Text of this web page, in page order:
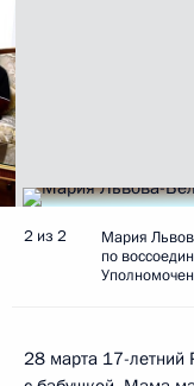
2 из 2
Мария
по
28 марта 17-летний